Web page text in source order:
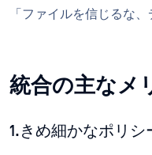
「ファイルを信じるな
統合の主なメ
1.きめ細かなポリ